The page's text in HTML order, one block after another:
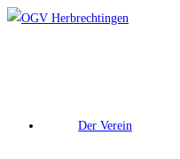
Zum
Der Verein